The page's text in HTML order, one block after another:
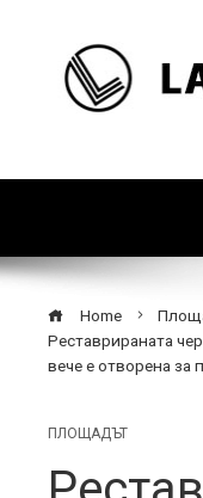
Home
Реставрираната
вече е отворена за
ПЛОЩАДЪТ